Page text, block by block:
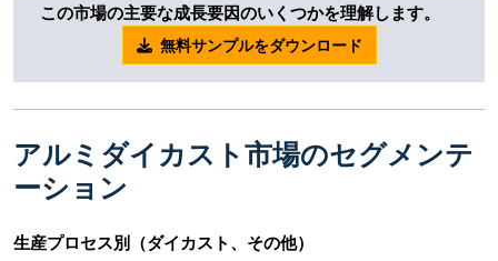
この市場の主要な成長要因のいくつかを理解します。
無料サンプルをダウンロード
アルミダイカスト市場のセグメンテ
ーション
生産プロセス別（ダイカスト、その他）